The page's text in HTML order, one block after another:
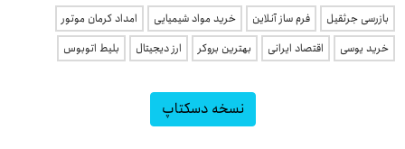
بازرسی جرثقیل فرم ساز آنلاین خرید مواد شیمیایی
امداد کرمان موتور
خرید یوسی
اقتصاد ایرانی بهترین بروکر ارز دیجیتال بلیط اتوبوس
نسخه دسکتاپ